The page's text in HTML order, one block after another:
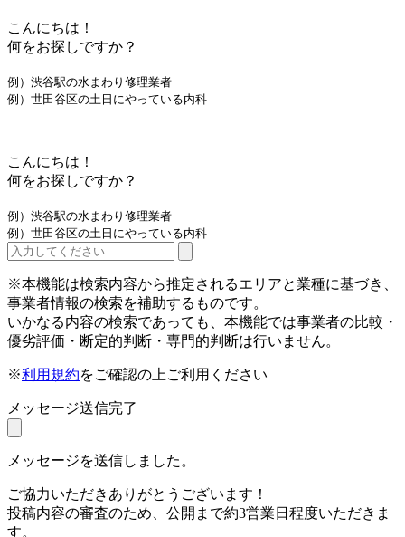
こんにちは！
何をお探しですか？
例）渋谷駅の水まわり修理業者
例）世田谷区の土日にやっている内科
こんにちは！
何をお探しですか？
例）渋谷駅の水まわり修理業者
例）世田谷区の土日にやっている内科
※本機能は検索内容から推定されるエリアと業種に基づき、
事業者情報の検索を補助するものです。
いかなる内容の検索であっても、本機能では事業者の比較・
優劣評価・断定的判断・専門的判断は行いません。
※利用規約をご確認の上ご利用ください
メッセージ送信完了
メッセージを送信しました。
ご協力いただきありがとうございます！
投稿内容の審査のため、公開まで約3営業日程度いただきま
す。